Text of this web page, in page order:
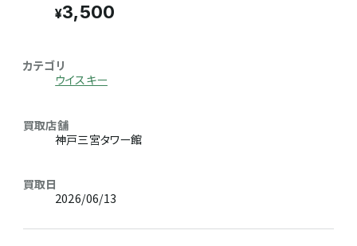
3,500
カテゴリ
ウイスキー
買取店舗
神戸三宮タワー館
買取日
2026/06/13